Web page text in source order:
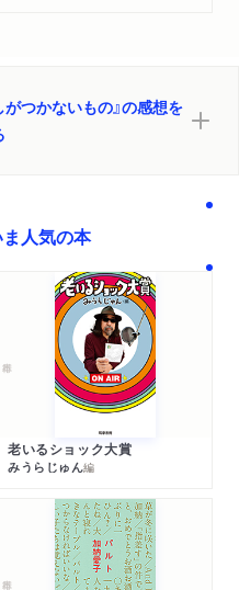
つかないもの』の感想を
ま人気の本
老いるショック大賞
みうらじゅん編